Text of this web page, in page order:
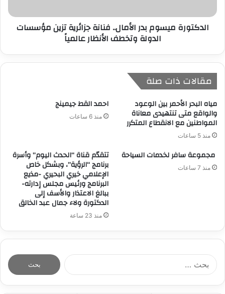
الدكتورة ميسوم بدر الأمال.. فنانة جزائرية تزين مؤسسات
الدولة وتخطف الأنظار عالمياً
مقالات ذات صلة
مياه البحر الأحمر بين الوعود
والواقع متى تنتهيدى معاناة
المواطنين مع الانقطاع المتكرر
منذ 5 ساعات
احمد القط جيمينج
منذ 6 ساعات
مجموعة سافر لخدمات السياحة
منذ 7 ساعات
تتقدّم قناة “الحدث اليوم” وأسرة
برنامج “الرؤية”، وبشكل خاص
الإعلامي خيري البحيري -مذيع
البرنامج ورئيس مجلس إدارته-
ببالغ الاعتذار والأسف إلى
الدكتورة ولاء جمال عبد الخالق
منذ 23 ساعة